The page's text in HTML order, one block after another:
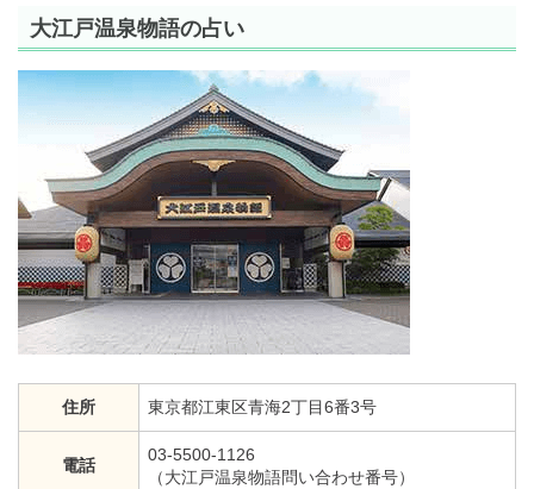
大江戸温泉物語の占い
住所 東京都江東区青海2丁目6番3号
電話
03-5500-1126
（大江戸温泉物語問い合わせ番号）